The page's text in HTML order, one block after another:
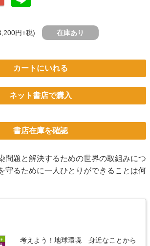
円+税) 在庫あり
カートにいれる
ネット書店で購入
書店在庫を確認
問題と解決するための世界の取組みにつ
守るために一人ひとりができることは何
考えよう！地球環境 身近なことから